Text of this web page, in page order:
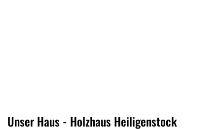
Unser Haus - Holzhaus Heiligenstock